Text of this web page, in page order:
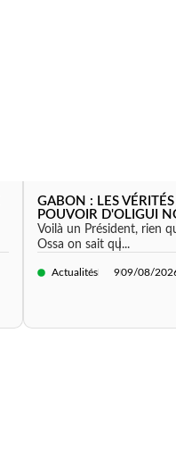
GABON : LES
POUVOIR D'OLIGUI
Voilà un Président, rien
Ossa on sait qu̵...
Actualités 909/08/